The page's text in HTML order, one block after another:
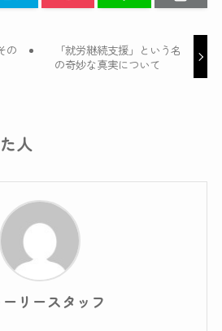
の
「就労継続支援」という名
の奇妙な真実について
人
ーリースタッフ